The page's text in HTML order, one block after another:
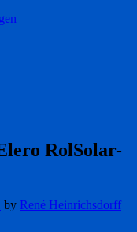
RolSolar-
by René Heinrichsdorff